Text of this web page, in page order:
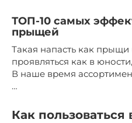
ТОП-10 самых
прыщей
Такая напасть как
проявляться как в
В наше время
…
Как пользоваться